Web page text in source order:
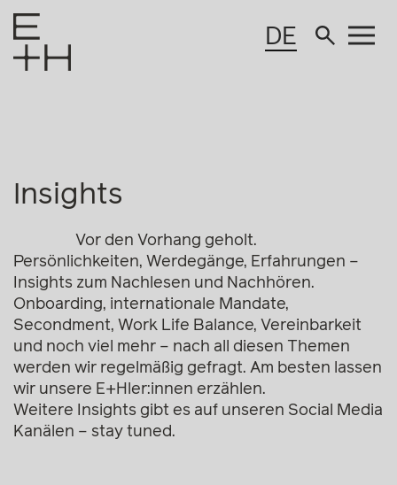
DE
Insights
Vor den Vorhang geholt.
Persönlichkeiten, Werdegänge, Erfahrungen –
Insights zum Nachlesen und Nachhören.
Onboarding, internationale Mandate,
Secondment, Work Life Balance, Vereinbarkeit
und noch viel mehr – nach all diesen Themen
werden wir regelmäßig gefragt. Am besten lassen
wir unsere E+Hler:innen erzählen.
Weitere Insights gibt es auf unseren Social Media
Kanälen – stay tuned.